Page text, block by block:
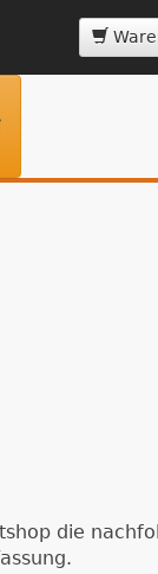
die